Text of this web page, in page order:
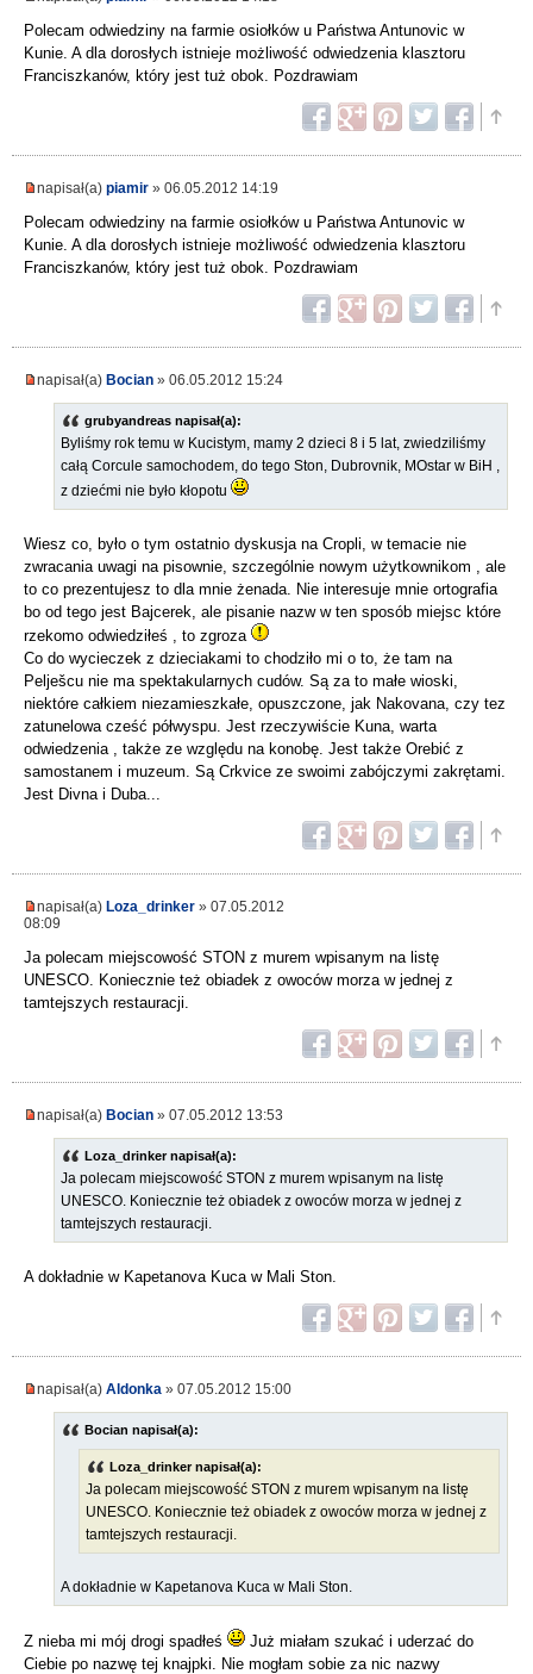
Polecam odwiedziny na farmie osiołków u Państwa Antunovic w
Kunie. A dla dorosłych istnieje możliwość odwiedzenia klasztoru
Franciszkanów, który jest tuż obok. Pozdrawiam
napisał(a) piamir » 06.05.2012 14:19
Polecam odwiedziny na farmie osiołków u Państwa Antunovic w
Kunie. A dla dorosłych istnieje możliwość odwiedzenia klasztoru
Franciszkanów, który jest tuż obok. Pozdrawiam
napisał(a) Bocian » 06.05.2012 15:24
grubyandreas napisał(a):
Byliśmy rok temu w Kucistym, mamy 2 dzieci 8 i 5 lat, zwiedziliśmy
całą Corcule samochodem, do tego Ston, Dubrovnik, MOstar w BiH ,
z dziećmi nie było kłopotu
Wiesz co, było o tym ostatnio dyskusja na Cropli, w temacie nie
zwracania uwagi na pisownie, szczególnie nowym użytkownikom , ale
to co prezentujesz to dla mnie żenada. Nie interesuje mnie ortografia
bo od tego jest Bajcerek, ale pisanie nazw w ten sposób miejsc które
rzekomo odwiedziłeś , to zgroza
Co do wycieczek z dzieciakami to chodziło mi o to, że tam na
Pelješcu nie ma spektakularnych cudów. Są za to małe wioski,
niektóre całkiem niezamieszkałe, opuszczone, jak Nakovana, czy tez
zatunelowa cześć półwyspu. Jest rzeczywiście Kuna, warta
odwiedzenia , także ze względu na konobę. Jest także Orebić z
samostanem i muzeum. Są Crkvice ze swoimi zabójczymi zakrętami.
Jest Divna i Duba...
napisał(a) Loza_drinker » 07.05.2012
08:09
Ja polecam miejscowość STON z murem wpisanym na listę
UNESCO. Koniecznie też obiadek z owoców morza w jednej z
tamtejszych restauracji.
napisał(a) Bocian » 07.05.2012 13:53
Loza_drinker napisał(a):
Ja polecam miejscowość STON z murem wpisanym na listę
UNESCO. Koniecznie też obiadek z owoców morza w jednej z
tamtejszych restauracji.
A dokładnie w Kapetanova Kuca w Mali Ston.
napisał(a) Aldonka » 07.05.2012 15:00
Bocian napisał(a):
Loza_drinker napisał(a):
Ja polecam miejscowość STON z murem wpisanym na listę
UNESCO. Koniecznie też obiadek z owoców morza w jednej z
tamtejszych restauracji.
A dokładnie w Kapetanova Kuca w Mali Ston.
Z nieba mi mój drogi spadłeś
Już miałam szukać i uderzać do
Ciebie po nazwę tej knajpki. Nie mogłam sobie za nic nazwy